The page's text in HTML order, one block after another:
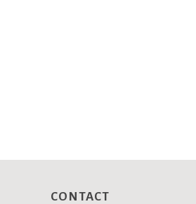
CONTACT